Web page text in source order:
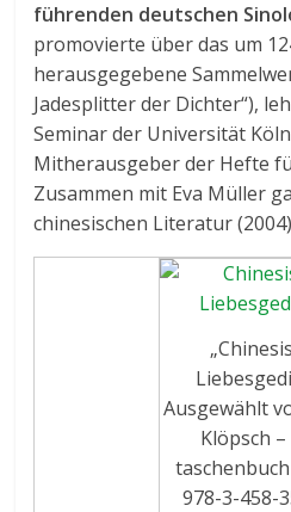
führenden deutschen
promovierte über das um
herausgegebene
Jadesplitter der Dichter“),
Seminar der Universität
Mitherausgeber der Hefte
Zusammen mit Eva Müller
chinesischen Literatur
Ausgewählt
Klöpsch
978-3-458-